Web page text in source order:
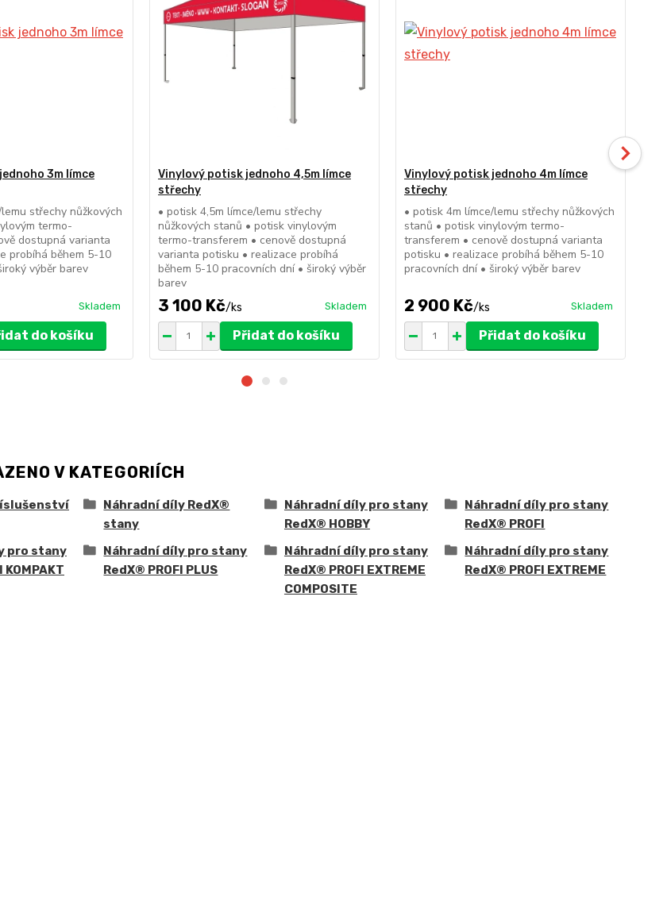
3m límce
střechy nůžkových
termo-
dostupná varianta
probíhá během 5-10
výběr barev
Skladem
do košíku
Vinylový potisk jednoho 4,5m límce
střechy
• potisk 4,5m límce/lemu střechy
nůžkových stanů • potisk vinylovým
termo-transferem • cenově dostupná
varianta potisku • realizace probíhá
během 5-10 pracovních dní • široký výběr
barev
3 100 Kč/ks Skladem
Přidat do košíku
Vinylový potisk jednoho 4m límce
střechy
• potisk 4m límce/lemu střechy nůžkových
stanů • potisk vinylovým termo-
transferem • cenově dostupná varianta
potisku • realizace probíhá během 5-10
pracovních dní • široký výběr barev
2 900 Kč/ks Skladem
Přidat do košíku
V KATEGORIÍCH
Náhradní díly RedX®
stany
Náhradní díly pro stany
RedX® HOBBY
Náhradní díly pro stany
RedX® PROFI
pro stany
KOMPAKT
Náhradní díly pro stany
RedX® PROFI PLUS
Náhradní díly pro stany
RedX® PROFI EXTREME
COMPOSITE
Náhradní díly pro stany
RedX® PROFI EXTREME